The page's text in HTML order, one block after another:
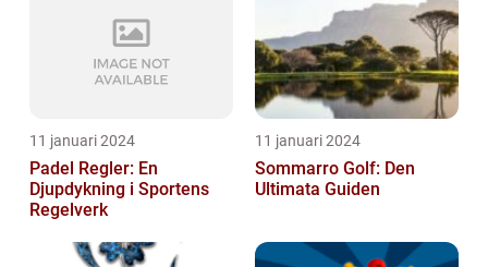
11 januari 2024
Padel Regler: En
Djupdykning i Sportens
Regelverk
11 januari 2024
Sommarro Golf: Den
Ultimata Guiden